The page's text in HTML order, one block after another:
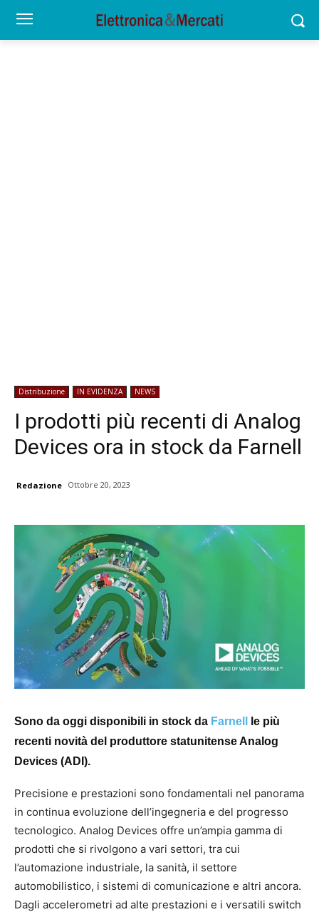
Distribuzione IN EVIDENZA NEWS
I prodotti più recenti di Analog
Devices ora in stock da Farnell
Redazione Ottobre 20, 2023
Sono da oggi disponibili in stock da Farnell
le più
recenti novità del produttore statunitense Analog
Devices (ADI).
Precisione e prestazioni sono fondamentali nel panorama
in continua evoluzione dell’ingegneria e del progresso
tecnologico. Analog Devices offre un’ampia gamma di
prodotti che si rivolgono a vari settori, tra cui
l’automazione industriale, la sanità, il settore
automobilistico, i sistemi di comunicazione e altri ancora.
Dagli accelerometri ad alte prestazioni e i versatili switch